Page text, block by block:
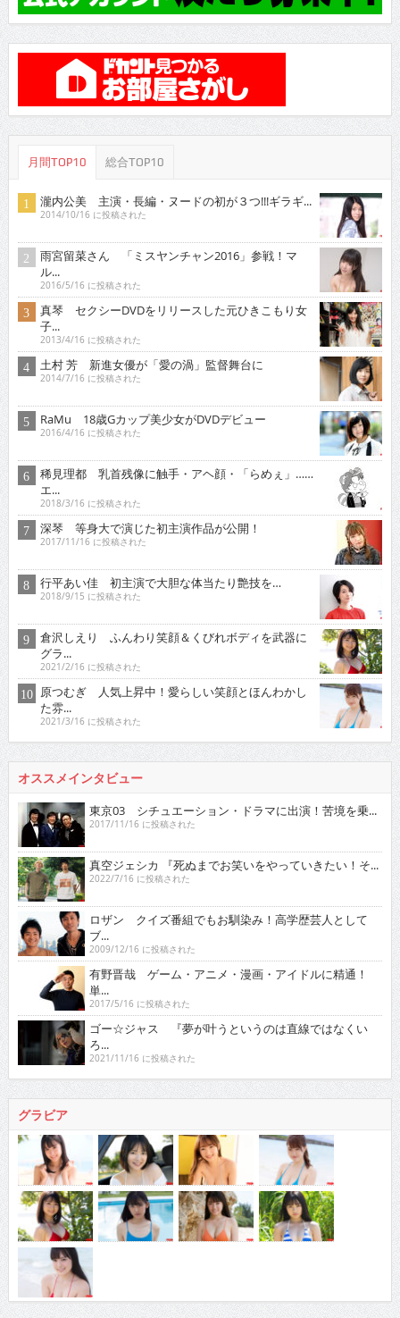
月間TOP10 総合TOP10
瀧内公美 主演・長編・ヌードの初が３つ!!!ギラギ...
2014/10/16 に投稿された
雨宮留菜さん 「ミスヤンチャン2016」参戦！マ
ル...
2016/5/16 に投稿された
真琴 セクシーDVDをリリースした元ひきこもり女
子...
2013/4/16 に投稿された
土村 芳 新進女優が「愛の渦」監督舞台に
2014/7/16 に投稿された
RaMu 18歳Gカップ美少女がDVDデビュー
2016/4/16 に投稿された
稀見理都 乳首残像に触手・アヘ顔・「らめぇ」……
エ...
2018/3/16 に投稿された
深琴 等身大で演じた初主演作品が公開！
2017/11/16 に投稿された
行平あい佳 初主演で大胆な体当たり艶技を…
2018/9/15 に投稿された
倉沢しえり ふんわり笑顔＆くびれボディを武器に
グラ...
2021/2/16 に投稿された
原つむぎ 人気上昇中！愛らしい笑顔とほんわかし
た雰...
2021/3/16 に投稿された
オススメインタビュー
東京03 シチュエーション・ドラマに出演！苦境を乗...
2017/11/16 に投稿された
真空ジェシカ 『死ぬまでお笑いをやっていきたい！そ...
2022/7/16 に投稿された
ロザン クイズ番組でもお馴染み！高学歴芸人として
ブ...
2009/12/16 に投稿された
有野晋哉 ゲーム・アニメ・漫画・アイドルに精通！
単...
2017/5/16 に投稿された
ゴー☆ジャス 『夢が叶うというのは直線ではなくい
ろ...
2021/11/16 に投稿された
グラビア